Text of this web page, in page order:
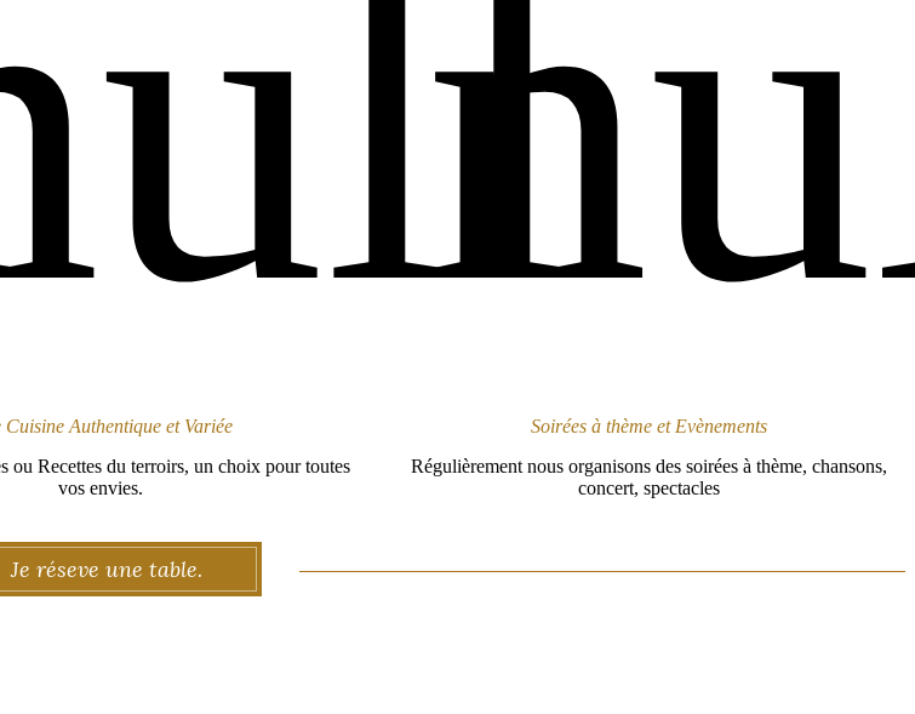
Cuisine Authentique et Variée
ou Recettes du terroirs, un choix pour toutes
vos envies.
Soirées à thème et Evènements
Régulièrement nous organisons des soirées à thème, chansons,
concert, spectacles
Je réseve une table.